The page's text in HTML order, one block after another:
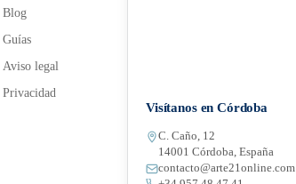
Blog
Guías
Aviso legal
Privacidad
Visítanos en Córdoba
C. Caño, 12
14001 Córdoba, España
contacto@arte21online.com